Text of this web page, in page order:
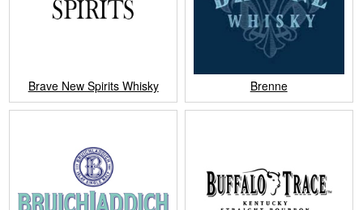
Brave New Spirits Whisky Brenne